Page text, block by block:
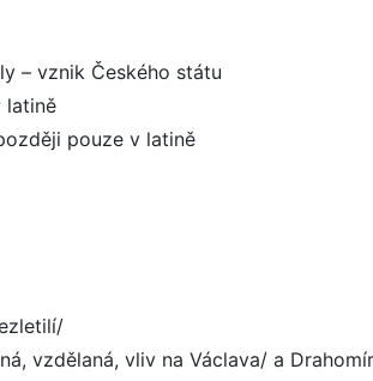
– vznik Českého státu
latině
pouze v latině
vzdělaná, vliv na Václava/ a